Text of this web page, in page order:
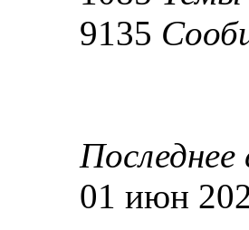
9135
01 июн